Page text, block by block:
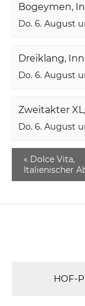
Bogeymen,
Do. 6. August
Dreiklang,
Do. 6. August
Zweitakter
Do. 6. August
« Dolce Vita,
Italienischer
HOF-